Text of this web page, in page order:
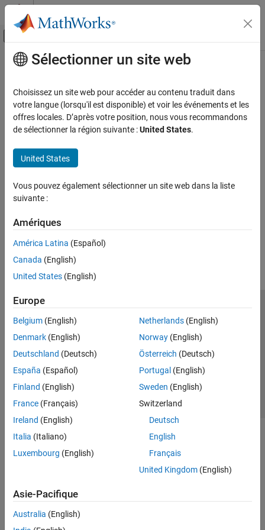
Passer au contenu
Activer/désactiver l'affichage du menu
Accueil de la documentation
Contenu principal
How useful was this information?
Sélectionner un site web
Choisissez un site web pour accéder au contenu traduit dans
votre langue (lorsqu'il est disponible) et voir les événements et les
offres locales. D’après votre position, nous vous recommandons
de sélectionner la région suivante :United States.
United States
Vous pouvez également sélectionner un site web dans la liste
suivante :
Amériques
América Latina (Español)
Canada (English)
United States (English)
Europe
Belgium (English)
Denmark (English)
Deutschland (Deutsch)
España (Español)
Finland (English)
France (Français)
Ireland (English)
Italia (Italiano)
Luxembourg (English)
Netherlands(English)
Norway(English)
Österreich (Deutsch)
Portugal (English)
Sweden (English)
Switzerland
Deutsch
English
Français
United Kingdom(English)
Asie-Pacifique
Australia (English)
Lutte anti-piratage
Contacts locaux
© 1994-2026 The MathWorks, Inc.